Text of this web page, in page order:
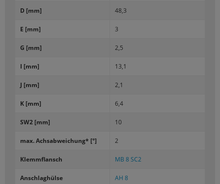
D [mm] 48,3
E [mm] 3
G [mm] 2,5
I [mm] 13,1
J [mm] 2,1
K [mm] 6,4
SW2 [mm] 10
max. Achs­ab­wei­chung* [°] 2
Klemm­flansch MB 8 SC2
An­schlag­hül­se AH 8